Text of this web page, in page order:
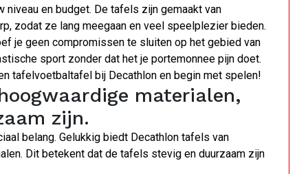
en budget. De tafels zijn gemaakt van
zodat ze lang meegaan en veel speelplezier bieden.
je geen compromissen te sluiten op het gebied van
sport zonder dat het je portemonnee pijn doet.
tafelvoetbaltafel bij Decathlon en begin met spelen!
materialen,
zijn.
belang. Gelukkig biedt Decathlon tafels van
Dit betekent dat de tafels stevig en duurzaam zijn